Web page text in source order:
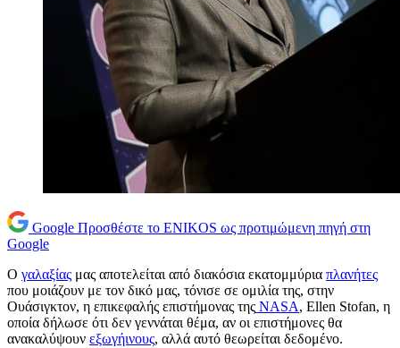
Google Προσθέστε το ENIKOS ως προτιμώμενη πηγή στη
Google
Ο γαλαξίας μας αποτελείται από διακόσια εκατομμύρια πλανήτες
που μοιάζουν με τον δικό μας, τόνισε σε ομιλία της, στην
Ουάσιγκτον, η επικεφαλής επιστήμονας της NASA, Ellen Stofan, η
οποία δήλωσε ότι δεν γεννάται θέμα, αν οι επιστήμονες θα
ανακαλύψουν εξωγήινους, αλλά αυτό θεωρείται δεδομένο.